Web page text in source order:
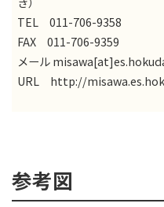
TEL 011-706-9358
FAX 011-706-9359
メール
URL http://
参考図